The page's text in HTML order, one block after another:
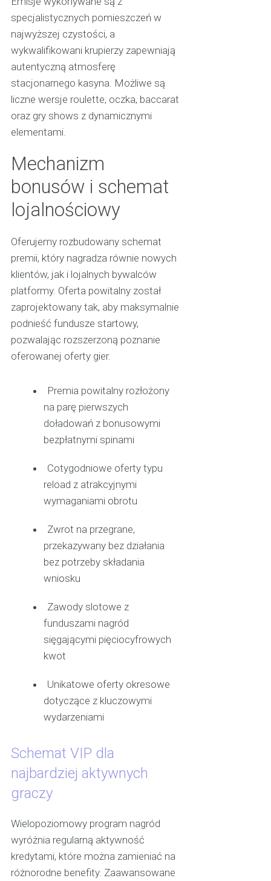
specjalistycznych pomieszczeń w
najwyższej czystości, a
wykwalifikowani krupierzy zapewniają
autentyczną atmosferę
stacjonarnego kasyna. Możliwe są
liczne wersje roulette, oczka, baccarat
oraz gry shows z dynamicznymi
elementami.
Mechanizm
bonusów i schemat
lojalnościowy
Oferujemy rozbudowany schemat
premii, który nagradza równie nowych
klientów, jak i lojalnych bywalców
platformy. Oferta powitalny został
zaprojektowany tak, aby maksymalnie
podnieść fundusze startowy,
pozwalając rozszerzoną poznanie
oferowanej oferty gier.
Premia powitalny rozłożony
na parę pierwszych
doładowań z bonusowymi
bezpłatnymi spinami
Cotygodniowe oferty typu
reload z atrakcyjnymi
wymaganiami obrotu
Zwrot na przegrane,
przekazywany bez działania
bez potrzeby składania
wniosku
Zawody slotowe z
funduszami nagród
sięgającymi pięciocyfrowych
kwot
Unikatowe oferty okresowe
dotyczące z kluczowymi
wydarzeniami
Schemat VIP dla
najbardziej aktywnych
graczy
Wielopoziomowy program nagród
wyróżnia regularną aktywność
kredytami, które można zamieniać na
różnorodne benefity. Zaawansowane